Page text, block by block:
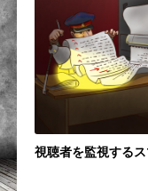
視聴者を監視する